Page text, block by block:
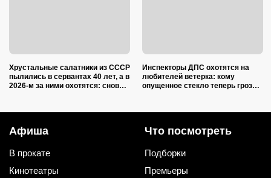
Хрустальные салатники из СССР
пылились в сервантах 40 лет, а в
2026-м за ними охотятся: снова в
Инспекторы ДПС охотятся на
любителей ветерка: кому
опущенное стекло теперь грозит
Афиша
В прокате
Кинотеатры
Что посмотреть
Подборки
Премьеры